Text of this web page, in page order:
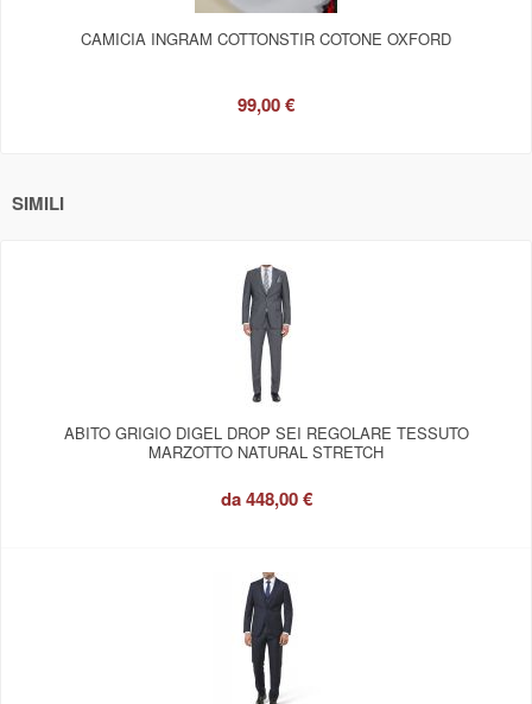
CAMICIA INGRAM COTTONSTIR COTONE OXFORD
99,00 €
SIMILI
ABITO GRIGIO DIGEL DROP SEI REGOLARE TESSUTO
MARZOTTO NATURAL STRETCH
da448,00 €